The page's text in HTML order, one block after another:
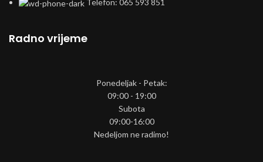
Telefon: 065 593 851
Radno vrijeme
Ponedeljak - Petak:
09:00 - 19:00
Subota
09:00-16:00
Nedeljom ne radimo!